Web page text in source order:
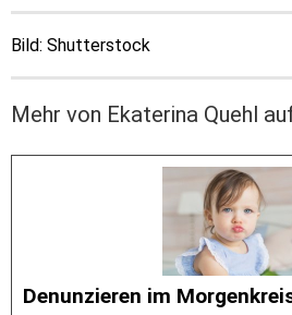
Bild: Shutterstock
Mehr von Ekaterina Quehl
Denunzieren im